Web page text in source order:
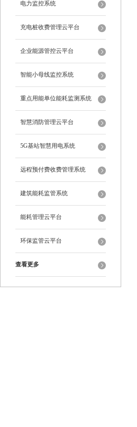
电力监控系统
充电桩收费管理云平台
企业能源管控云平台
智能小母线监控系统
重点用能单位能耗监测系统
智慧消防管理云平台
5G基站智慧用电系统
远程预付费收费管理系统
建筑能耗监管系统
能耗管理云平台
环保监管云平台
查看更多